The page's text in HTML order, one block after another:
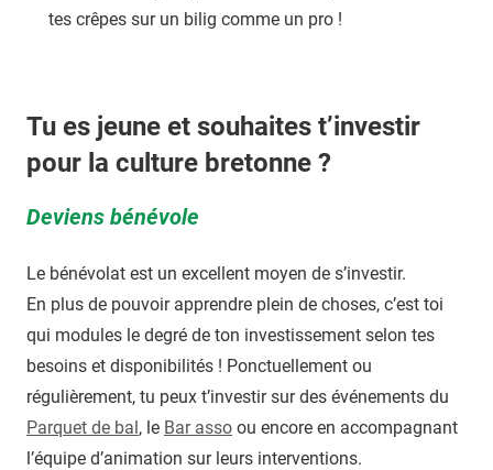
tes crêpes sur un bilig comme un pro !
Tu es jeune et souhaites t’investir
pour la culture bretonne ?
Deviens bénévole
Le bénévolat est un excellent moyen de s’investir.
En plus de pouvoir apprendre plein de choses, c’est toi
qui modules le degré de ton investissement selon tes
besoins et disponibilités ! Ponctuellement ou
régulièrement, tu peux t’investir sur des événements du
Parquet de bal, le Bar asso ou encore en accompagnant
l’équipe d’animation sur leurs interventions.